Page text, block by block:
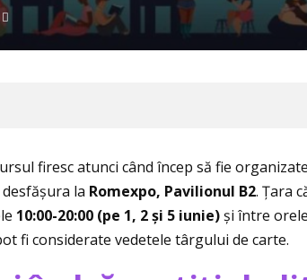
firesc atunci când încep să fie
la Romexpo, Pavilionul B2. Ţara
10:00-20:00 (pe 1, 2 și 5 iunie)și între orele
fi considerate vedetele târgului de carte.